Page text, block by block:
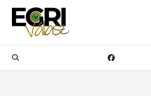
Skip
content